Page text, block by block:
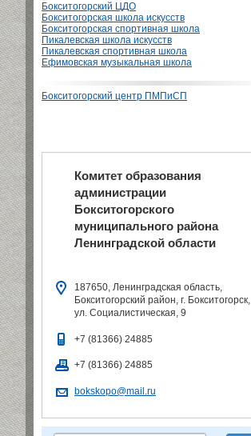
Бокситогорский ЦДО
Бокситогорская школа искусств
Бокситогорская спортивная школа
Пикалевская школа искусств
Пикалевская спортивная школа
Ефимовская музыкальная школа
Бокситогорский центр ПМПиСП
Комитет образования
администрации
Бокситогорского
муниципального района
Ленинградской области
187650, Ленинградская область,
Бокситогорский район, г. Бокситогорск,
ул. Социалистическая, 9
+7 (81366) 24885
+7 (81366) 24885
bokskopo@mail.ru